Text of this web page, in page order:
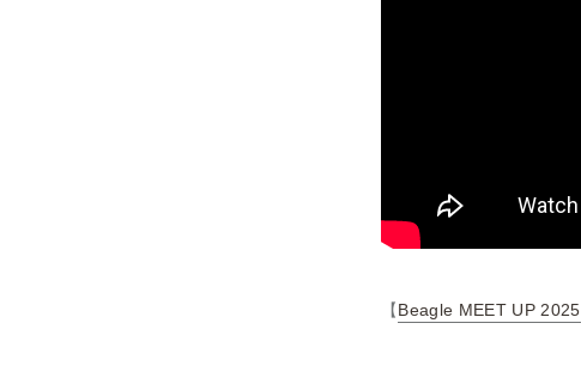
【Beagle MEET UP 2025